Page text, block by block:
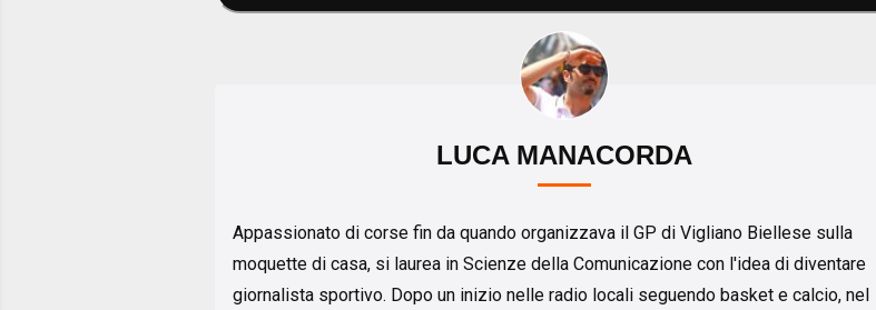
LUCA MANACORDA
Appassionato di corse fin da quando organizzava il GP di Vigliano Biellese sulla
moquette di casa, si laurea in Scienze della Comunicazione con l'idea di diventare
giornalista sportivo. Dopo un inizio nelle radio locali seguendo basket e calcio, nel